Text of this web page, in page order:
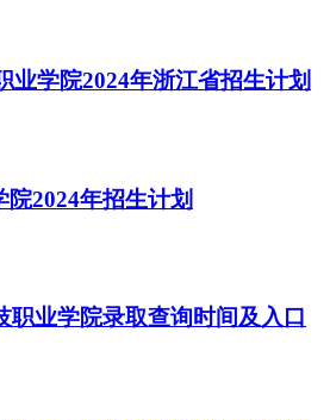
业学院2024年浙江省招生计划
2024年招生计划
职业学院录取查询时间及入口